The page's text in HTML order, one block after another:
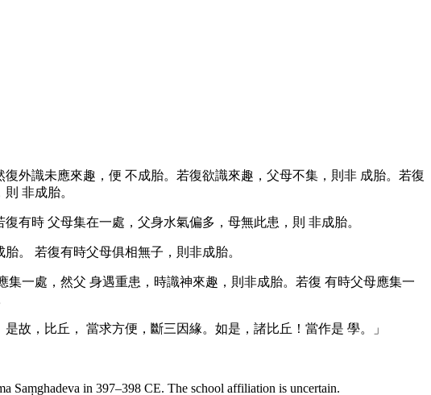
復外識未應來趣，便 不成胎。若復欲識來趣，父母不集，則非 成胎。若復
則 非成胎。
復有時 父母集在一處，父身水氣偏多，母無此患，則 非成胎。
。 若復有時父母俱相無子，則非成胎。
集一處，然父 身遇重患，時識神來趣，則非成胎。若復 有時父母應集一
故，比丘， 當求方便，斷三因緣。如是，諸比丘！當作是 學。」
Saṃghadeva in 397–398 CE. The school affiliation is uncertain.